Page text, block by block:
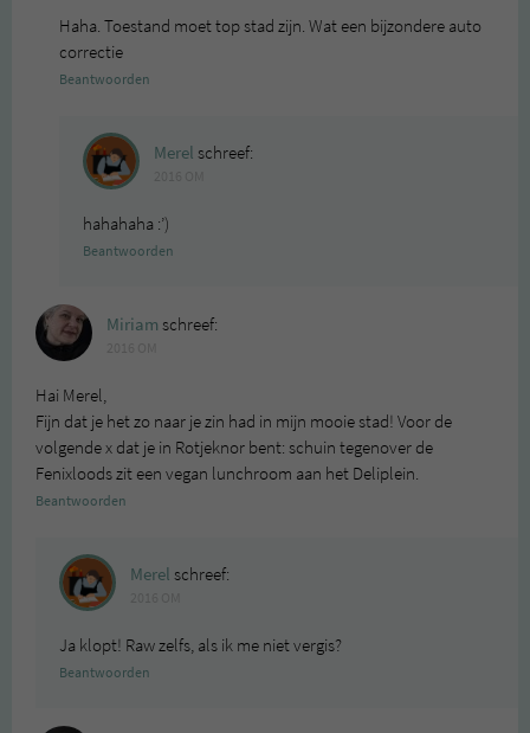
Haha. Toestand moet top stad zijn. Wat een bijzondere auto
correctie
Beantwoorden
Merel schreef:
hahahaha :’)
Beantwoorden
Miriam schreef:
Hai Merel,
Fijn dat je het zo naar je zin had in mijn mooie stad! Voor de
volgende x dat je in Rotjeknor bent: schuin tegenover de
Fenixloods zit een vegan lunchroom aan het Deliplein.
Beantwoorden
Merel schreef:
Ja klopt! Raw zelfs, als ik me niet vergis?
Beantwoorden